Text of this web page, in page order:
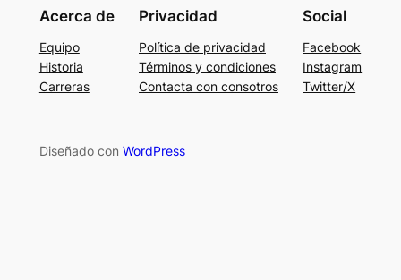
Acerca de
Equipo
Historia
Carreras
Privacidad
Política de privacidad
Términos y condiciones
Contacta con consotros
Social
Facebook
Instagram
Twitter/X
Diseñado con WordPress